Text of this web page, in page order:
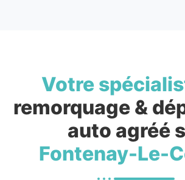
Votre
remorquage &
auto agréé
Fontenay-Le-